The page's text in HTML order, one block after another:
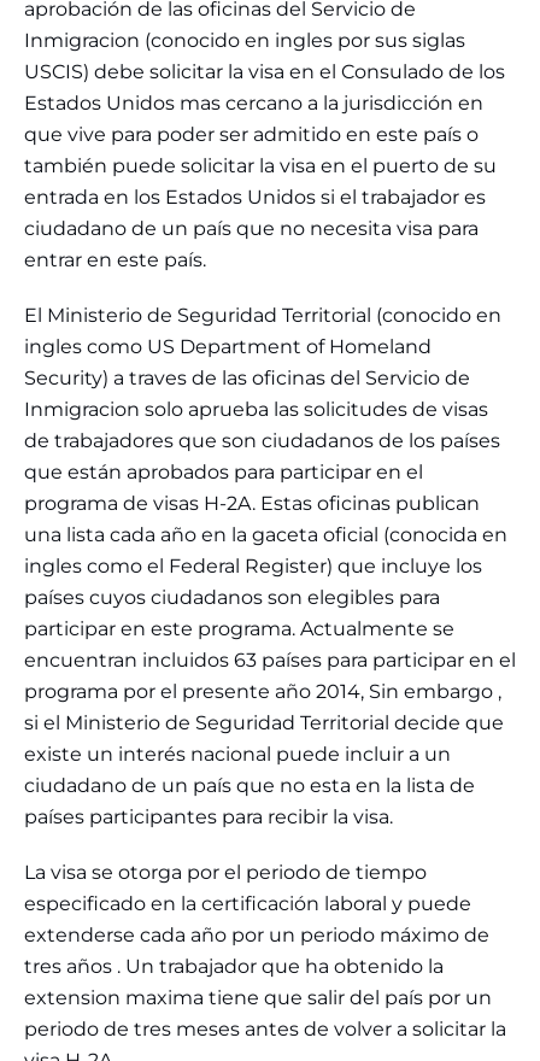
aprobación de las oficinas del Servicio de
Inmigracion (conocido en ingles por sus siglas
USCIS) debe solicitar la visa en el Consulado de los
Estados Unidos mas cercano a la jurisdicción en
que vive para poder ser admitido en este país o
también puede solicitar la visa en el puerto de su
entrada en los Estados Unidos si el trabajador es
ciudadano de un país que no necesita visa para
entrar en este país.
El Ministerio de Seguridad Territorial (conocido en
ingles como US Department of Homeland
Security) a traves de las oficinas del Servicio de
Inmigracion solo aprueba las solicitudes de visas
de trabajadores que son ciudadanos de los países
que están aprobados para participar en el
programa de visas H-2A. Estas oficinas publican
una lista cada año en la gaceta oficial (conocida en
ingles como el Federal Register) que incluye los
países cuyos ciudadanos son elegibles para
participar en este programa. Actualmente se
encuentran incluidos 63 países para participar en el
programa por el presente año 2014, Sin embargo ,
si el Ministerio de Seguridad Territorial decide que
existe un interés nacional puede incluir a un
ciudadano de un país que no esta en la lista de
países participantes para recibir la visa.
La visa se otorga por el periodo de tiempo
especificado en la certificación laboral y puede
extenderse cada año por un periodo máximo de
tres años . Un trabajador que ha obtenido la
extension maxima tiene que salir del país por un
periodo de tres meses antes de volver a solicitar la